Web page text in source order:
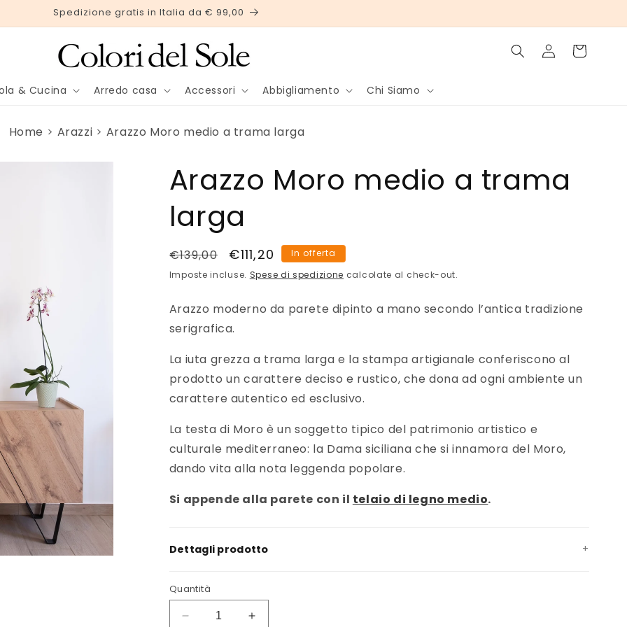
Spedizione gratis in Italia da € 99,00
& Cucina Arredo casa Accessori Abbigliamento Chi Siamo
Accedi Carrello
Home Arazzi Arazzo Moro medio a trama larga
Arazzo Moro medio a trama
larga
Prezzo
di
€139,00
Prezzo
scontato
€111,20
In offerta
Imposte incluse. Spese di spedizione calcolate al check-out.
Arazzo moderno da parete dipinto a mano secondo l’antica tradizione
serigrafica.
La iuta grezza a trama larga e la stampa artigianale conferiscono al
prodotto un carattere deciso e rustico, che dona ad ogni ambiente un
carattere autentico ed esclusivo.
La testa di Moro è un soggetto tipico del patrimonio artistico e
culturale mediterraneo: la Dama siciliana che si innamora del Moro,
dando vita alla nota leggenda popolare.
Si appende alla parete con il telaio di legno medio.
Dettagli prodotto
Quantità
Diminuisci
Aumenta